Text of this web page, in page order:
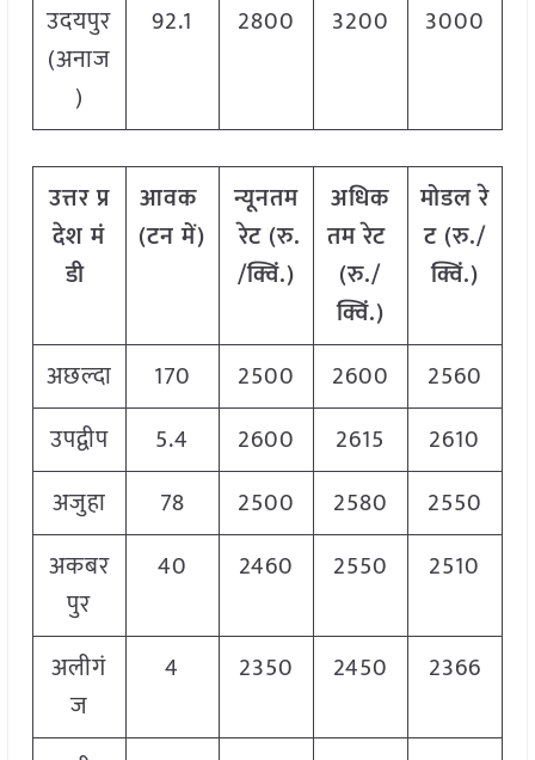
उदयपुर
(अनाज
)
92.1 2800 3200 3000
उत्तरप्र
देश मं
डी
आवक
(टन में)
न्यूनतम
रेट(रु.
/क्विं.)
अधिक
तमरेट
(रु./
क्विं.)
मोडलरे
ट (रु./
क्विं.)
अछल्दा 170 2500 2600
2560
उपद्वीप
5.4 2600 2615
2610
अजुहा
78 2500 2580
2550
अकबर
पुर
40 2460 2550 2510
अलीगं
ज
4 2350 2450 2366